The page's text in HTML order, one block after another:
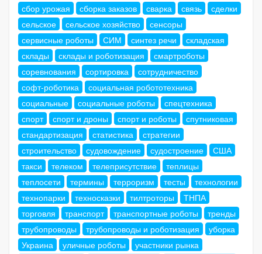
сбор урожая
сборка заказов сварка связь
сделки
сельское
сельское хозяйство
сенсоры
сервисные роботы
СИМ синтез речи
складская
склады
склады и роботизация
смартроботы
соревнования
сортировка
сотрудничество
софт-роботика
социальная робототехника
социальные
социальные роботы
спецтехника
спорт
спорт и дроны спорт и роботы
спутниковая
стандартизация
статистика
стратегии
строительство
судовождение судостроение
США
такси
телеком телеприсутствие
теплицы
теплосети
термины терроризм тесты
технологии
технопарки
техносказки тилтроторы
ТНПА
торговля
транспорт транспортные роботы
тренды
трубопроводы
трубопроводы и роботизация
уборка
Украина
уличные роботы
участники рынка